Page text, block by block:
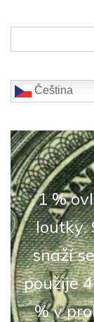
Čeština‎
1 %
loutky.
snaží
použije
% v